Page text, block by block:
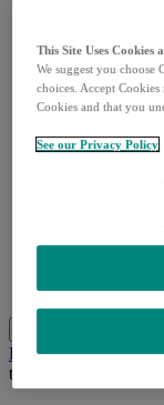
App
Contatti
Home
trapianti di organi:
This Site Uses
We suggest you
choices. Accept
Cookies and that you
See our Privacy Policy